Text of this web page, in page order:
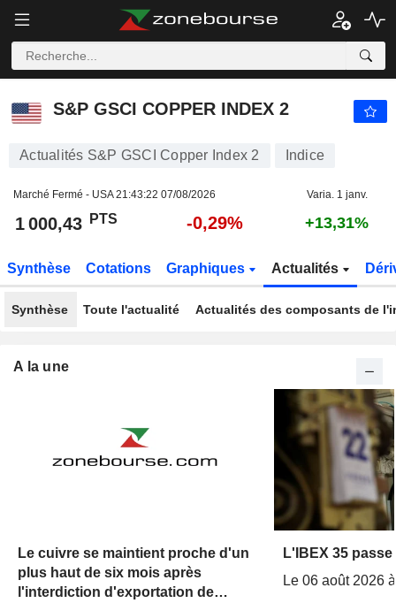
S&P GSCI COPPER INDEX 2
Actualités S&P GSCI Copper Index 2 Indice
Marché Fermé - USA21:43:22 07/08/2026 Varia. 1 janv.
1 000,43 PTS -0,29% +13,31%
Synthèse Cotations Graphiques Actualités
Synthèse Toute l'actualité Actualités des composants de
A la une
Le cuivre se maintient proche d'un
plus haut de six mois après
l'interdiction d'exportation de
L'IBEX 35
Le 06 août 2026